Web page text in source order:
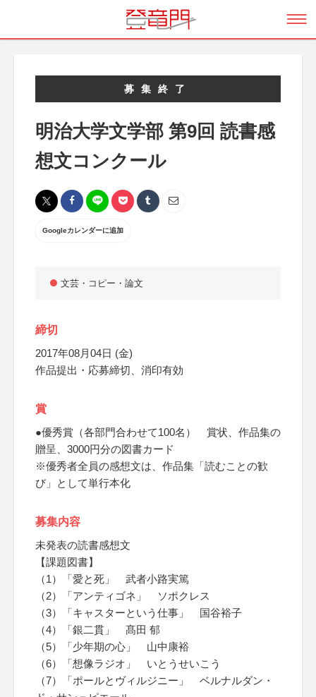
募集終了
明治大学文学部 第9回 読書感
想文コンクール
Googleカレンダーに追加
文芸・コピー・論文
締切
2017年08月04日 (金)
作品提出・応募締切、消印有効
賞
●優秀賞（各部門合わせて100名） 賞状、作品集の
贈呈、3000円分の図書カード
※優秀者全員の感想文は、作品集「読むことの歓
び」として単行本化
募集内容
未発表の読書感想文
【課題図書】
（1）「愛と死」 武者小路実篤
（2）「アンティゴネ」 ソポクレス
（3）「キャスターという仕事」 国谷裕子
（4）「銀二貫」 髙田 郁
（5）「少年期の心」 山中康裕
（6）「想像ラジオ」 いとうせいこう
（7）「ポールとヴィルジニー」 ベルナルダン・